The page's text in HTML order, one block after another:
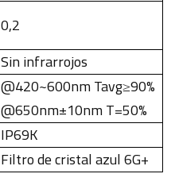
0,2
Sin infrarrojos
@420~600nm Tavg≥90%
@650nm±10nm T=50%
IP69K
Filtro de cristal azul 6G+